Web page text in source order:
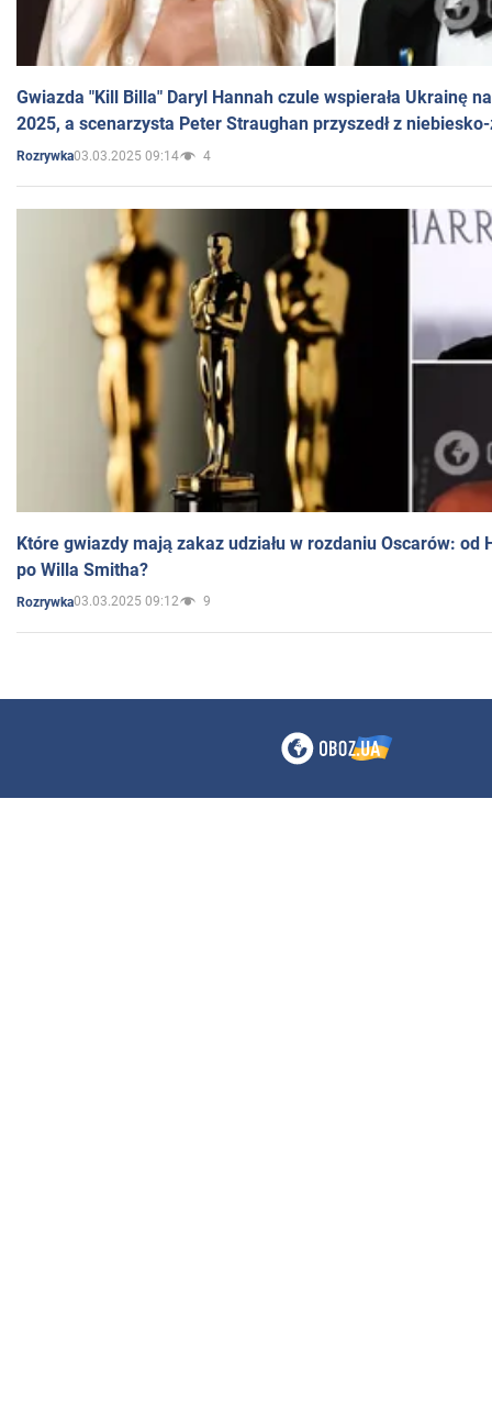
Gwiazda "Kill Billa" Daryl Hannah czule wspierała Ukrainę
2025, a scenarzysta Peter Straughan przyszedł z
Rozrywka03.03.2025 09:14 4
Które gwiazdy mają zakaz udziału w rozdaniu Oscarów: od
po Willa Smitha?
Rozrywka03.03.2025 09:12 9